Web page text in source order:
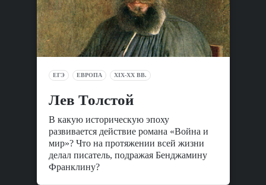
ЕГЭ ЕВРОПА XIX-XX ВВ.
Лев Толстой
В какую историческую эпоху
развивается действие романа «Война и
мир»? Что на протяжении всей жизни
делал писатель, подражая Бенджамину
Франклину?